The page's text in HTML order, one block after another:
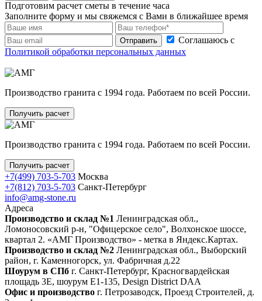
Подготовим расчет сметы в течение часа
Заполните форму и мы свяжемся с Вами в ближайшее время
Отправить
Соглашаюсь с
Политикой обработки персональных данных
Производство гранита с 1994 года. Работаем по всей России.
Получить расчет
Производство гранита с 1994 года. Работаем по всей России.
Получить расчет
+7(499) 703-5-703 Москва
+7(812) 703-5-703 Санкт-Петербург
info@amg-stone.ru
Адреса
Производство и склад №1 Ленинградская обл.,
Ломоносовский р-н, "Офицерское село", Волхонское шоссе,
квартал 2. «АМГ Производство» - метка в Яндекс.Картах.
Производство и склад №2 Ленинградская обл., Выборский
район, г. Каменногорск, ул. Фабричная д.22
Шоурум в СПб г. Санкт‑Петербург, Красногвардейская
площадь 3Е, шоурум Е1-135, Design District DAA
Офис и производство г. Петрозаводск, Проезд Строителей, д.